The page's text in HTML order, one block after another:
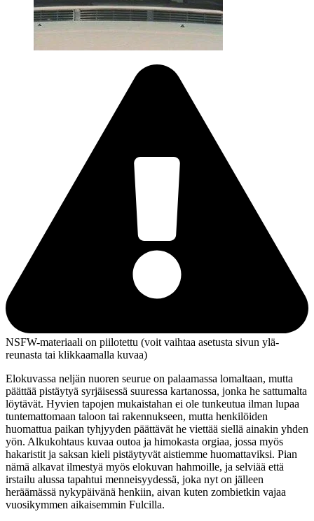
NSFW-materiaali on piilotettu (voit vaihtaa asetusta sivun ylä­
reunasta tai klikkaamalla kuvaa)
Elokuvassa neljän nuoren seurue on palaamassa lomaltaan, mutta
päättää pistäytyä syrjäisessä suuressa kartanossa, jonka he sattumalta
löytävät. Hyvien tapojen mukaistahan ei ole tunkeutua ilman lupaa
tuntemattomaan taloon tai rakennukseen, mutta henkilöiden
huomattua paikan tyhjyyden päättävät he viettää siellä ainakin yhden
yön. Alkukohtaus kuvaa outoa ja himokasta orgiaa, jossa myös
hakaristit ja saksan kieli pistäytyvät aistiemme huomattaviksi. Pian
nämä alkavat ilmestyä myös elokuvan hahmoille, ja selviää että
irstailu alussa tapahtui menneisyydessä, joka nyt on jälleen
heräämässä nykypäivänä henkiin, aivan kuten zombietkin vajaa
vuosikymmen aikaisemmin Fulcilla.